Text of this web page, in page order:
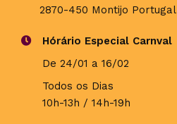
2870-450 Montijo Portugal
Hórário Especial Carnval
De 24/01 a 16/02
Todos os Dias
10h-13h / 14h-19h